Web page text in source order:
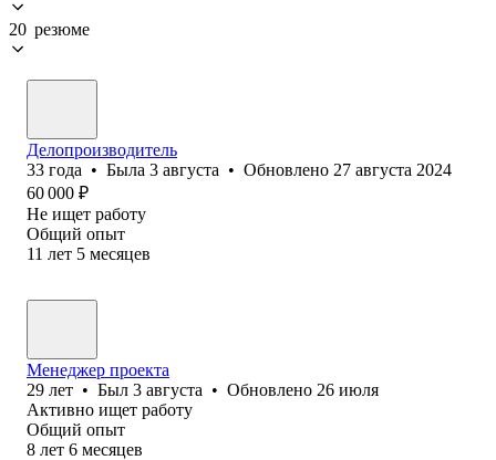
20 резюме
Делопроизводитель
33 года • Была 3 августа • Обновлено 27 августа 2024
60 000 ₽
Не ищет работу
Общий опыт
11 лет 5 месяцев
Менеджер проекта
29 лет • Был 3 августа • Обновлено 26 июля
Активно ищет работу
Общий опыт
8 лет 6 месяцев